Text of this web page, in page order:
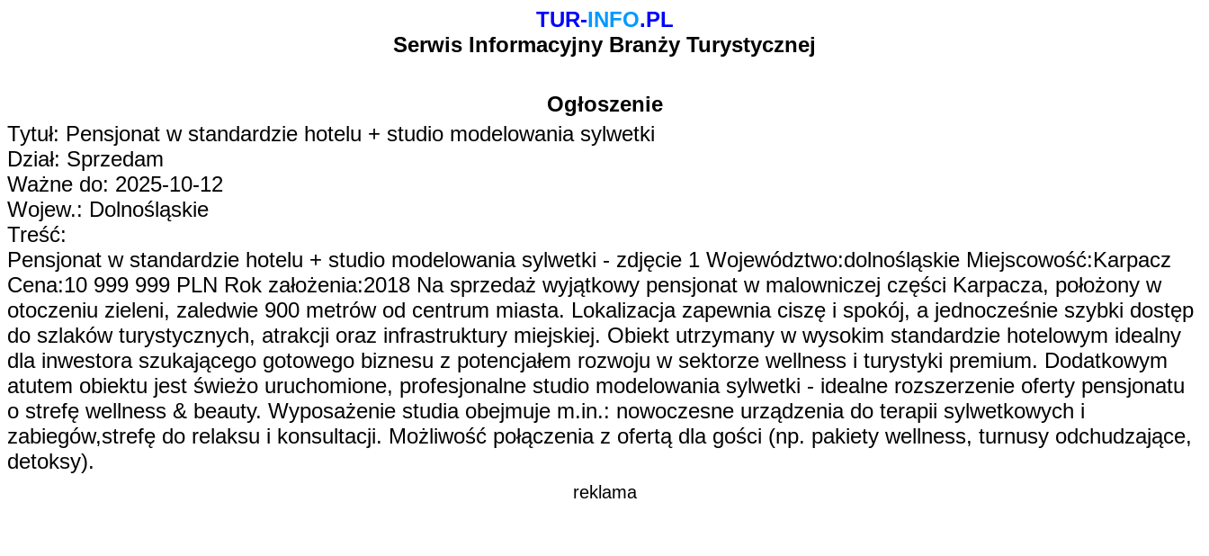
TUR-INFO.PL
Serwis Informacyjny Branży Turystycznej
Ogłoszenie
Tytuł: Pensjonat w standardzie hotelu + studio modelowania sylwetki
Dział: Sprzedam
Ważne do: 2025-10-12
Wojew.: Dolnośląskie
Treść:
Pensjonat w standardzie hotelu + studio modelowania sylwetki - zdjęcie 1 Województwo:dolnośląskie Miejscowość:Karpacz
Cena:10 999 999 PLN Rok założenia:2018 Na sprzedaż wyjątkowy pensjonat w malowniczej części Karpacza, położony w
otoczeniu zieleni, zaledwie 900 metrów od centrum miasta. Lokalizacja zapewnia ciszę i spokój, a jednocześnie szybki dostęp
do szlaków turystycznych, atrakcji oraz infrastruktury miejskiej. Obiekt utrzymany w wysokim standardzie hotelowym idealny
dla inwestora szukającego gotowego biznesu z potencjałem rozwoju w sektorze wellness i turystyki premium. Dodatkowym
atutem obiektu jest świeżo uruchomione, profesjonalne studio modelowania sylwetki - idealne rozszerzenie oferty pensjonatu
o strefę wellness & beauty. Wyposażenie studia obejmuje m.in.: nowoczesne urządzenia do terapii sylwetkowych i
zabiegów,strefę do relaksu i konsultacji. Możliwość połączenia z ofertą dla gości (np. pakiety wellness, turnusy odchudzające,
detoksy).
reklama